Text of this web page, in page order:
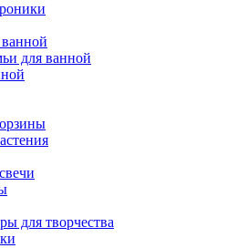
для ванной
для творчества